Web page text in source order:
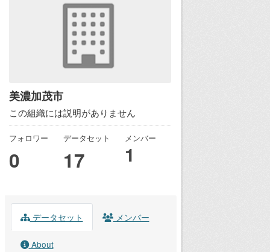
美濃加茂市
この組織には説明がありません
フォロワー
0
データセット
17
メンバー
1
データセット メンバー
About